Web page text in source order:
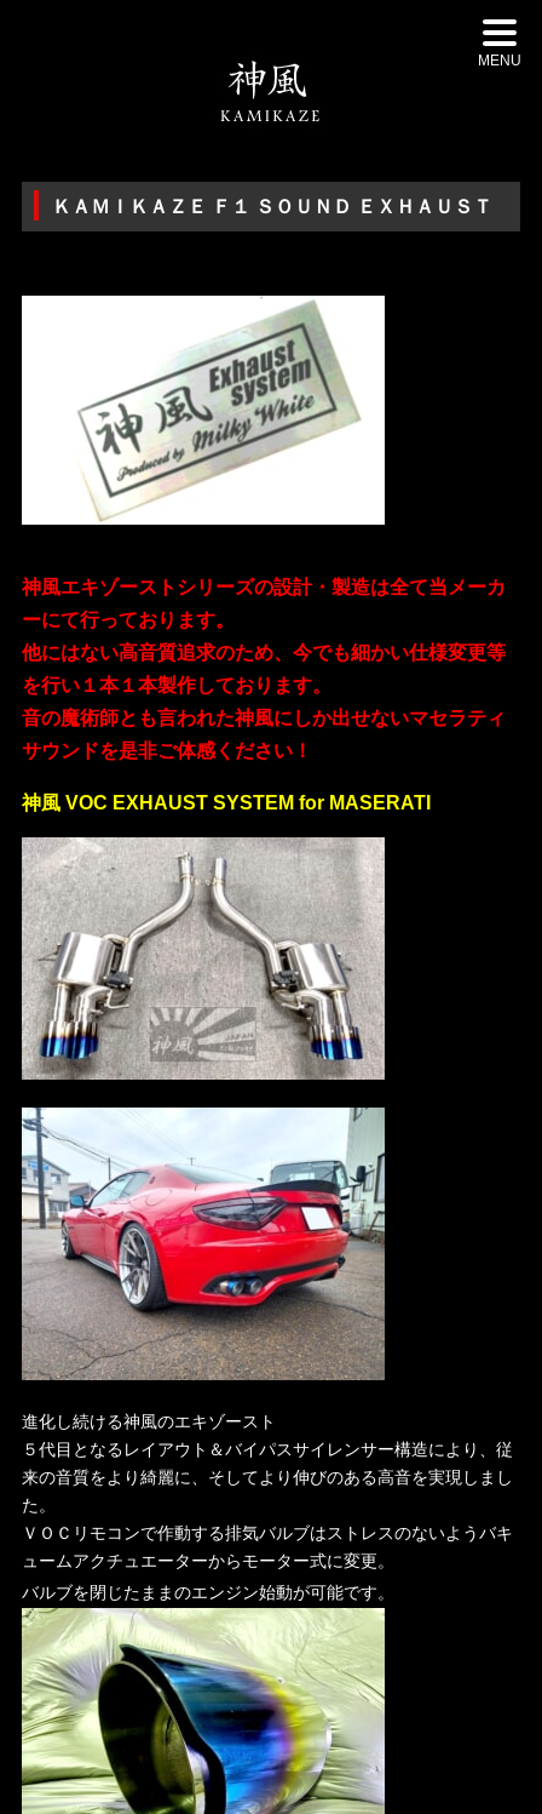
MENU
ＫＡＭＩＫＡＺＥ Ｆ１ ＳＯＵＮＤ ＥＸＨＡＵＳＴ
神風エキゾーストシリーズの設計・製造は全て当メーカ
ーにて行っております。
他にはない高音質追求のため、今でも細かい仕様変更等
を行い１本１本製作しております。
音の魔術師とも言われた神風にしか出せないマセラティ
サウンドを是非ご体感ください！
神風 VOC EXHAUST SYSTEM for MASERATI
進化し続ける神風のエキゾースト
５代目となるレイアウト＆バイパスサイレンサー構造により、従
来の音質をより綺麗に、そしてより伸びのある高音を実現しまし
た。
ＶＯＣリモコンで作動する排気バルブはストレスのないようバキ
ュームアクチュエーターからモーター式に変更。
バルブを閉じたままのエンジン始動が可能です。